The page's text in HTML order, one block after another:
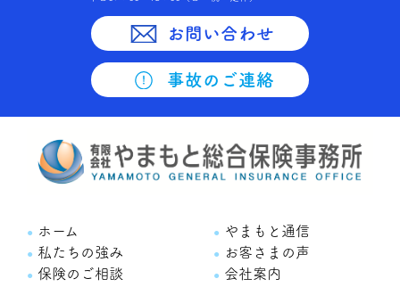
お問い合わせ
事故のご連絡
ホーム
私たちの強み
保険のご相談
やまもと通信
お客さまの声
会社案内